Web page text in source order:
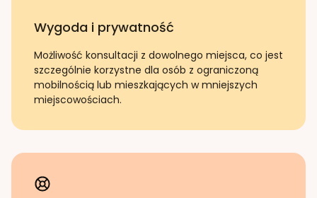
Wygoda i prywatność
Możliwość konsultacji z dowolnego miejsca, co jest
szczególnie korzystne dla osób z ograniczoną
mobilnością lub mieszkających w mniejszych
miejscowościach.